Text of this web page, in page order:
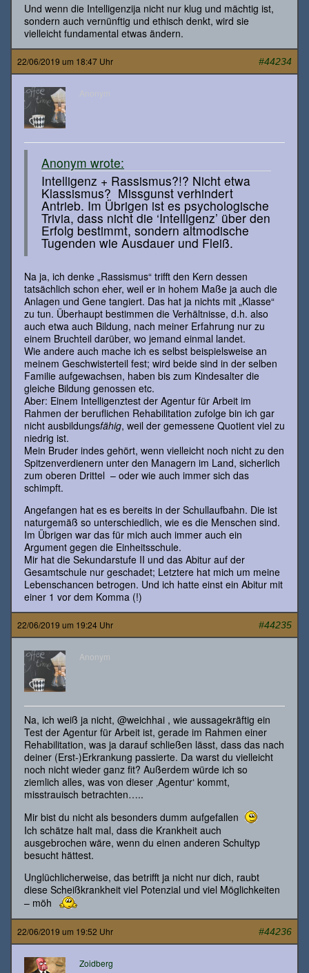
Und wenn die Intelligenzija nicht nur klug und mächtig ist,
sondern auch vernünftig und ethisch denkt, wird sie
vielleicht fundamental etwas ändern.
22/06/2019 um 18:47 Uhr #44234
Anonym wrote:
Intelligenz + Rassismus?!? Nicht etwa
Klassismus? Missgunst verhindert
Antrieb. Im Übrigen ist es psychologische
Trivia, dass nicht die ‘Intelligenz’ über den
Erfolg bestimmt, sondern altmodische
Tugenden wie Ausdauer und Fleiß.
Na ja, ich denke „Rassismus“ trifft den Kern dessen
tatsächlich schon eher, weil er in hohem Maße ja auch die
Anlagen und Gene tangiert. Das hat ja nichts mit „Klasse“
zu tun. Überhaupt bestimmen die Verhältnisse, d.h. also
auch etwa auch Bildung, nach meiner Erfahrung nur zu
einem Bruchteil darüber, wo jemand einmal landet.
Wie andere auch mache ich es selbst beispielsweise an
meinem Geschwisterteil fest; wird beide sind in der selben
Familie aufgewachsen, haben bis zum Kindesalter die
gleiche Bildung genossen etc.
Aber: Einem Intelligenztest der Agentur für Arbeit im
Rahmen der beruflichen Rehabilitation zufolge bin ich gar
nicht ausbildungsfähig, weil der gemessene Quotient viel zu
niedrig ist.
Mein Bruder indes gehört, wenn vielleicht noch nicht zu den
Spitzenverdienern unter den Managern im Land, sicherlich
zum oberen Drittel – oder wie auch immer sich das
schimpft.
Angefangen hat es es bereits in der Schullaufbahn. Die ist
naturgemäß so unterschiedlich, wie es die Menschen sind.
Im Übrigen war das für mich auch immer auch ein
Argument gegen die Einheitsschule.
Mir hat die Sekundarstufe II und das Abitur auf der
Gesamtschule nur geschadet; Letztere hat mich um meine
Lebenschancen betrogen. Und ich hatte einst ein Abitur mit
einer 1 vor dem Komma (!)
22/06/2019 um 19:24 Uhr #44235
Anonym
Na, ich weiß ja nicht, @weichhai , wie aussagekräftig ein
Test der Agentur für Arbeit ist, gerade im Rahmen einer
Rehabilitation, was ja darauf schließen lässt, dass das nach
deiner (Erst-)Erkrankung passierte. Da warst du vielleicht
noch nicht wieder ganz fit? Außerdem würde ich so
ziemlich alles, was von dieser ‚Agentur‘ kommt,
misstrauisch betrachten…..
Mir bist du nicht als besonders dumm aufgefallen
Ich schätze halt mal, dass die Krankheit auch
ausgebrochen wäre, wenn du einen anderen Schultyp
besucht hättest.
Unglüchlicherweise, das betrifft ja nicht nur dich, raubt
diese Scheißkrankheit viel Potenzial und viel Möglichkeiten
– möh
22/06/2019 um 19:52 Uhr #44236
Zoidberg